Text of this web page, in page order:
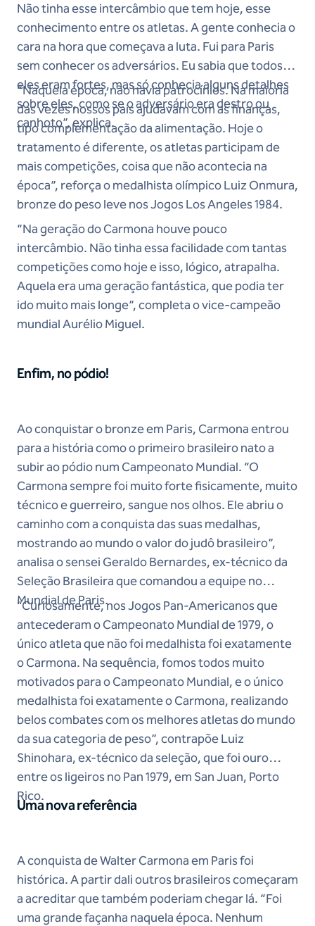
Não tinha esse intercâmbio que tem hoje, esse
conhecimento entre os atletas. A gente conhecia o
cara na hora que começava a luta. Fui para Paris
sem conhecer os adversários. Eu sabia que todos
eles eram fortes, mas só conhecia alguns detalhes
sobre eles, como se o adversário era destro ou
canhoto”, explica.
“Naquela época, não havia patrocínios. Na maioria
das vezes nossos pais ajudavam com as finanças,
tipo complementação da alimentação. Hoje o
tratamento é diferente, os atletas participam de
mais competições, coisa que não acontecia na
época”, reforça o medalhista olímpico Luiz Onmura,
bronze do peso leve nos Jogos Los Angeles 1984.
“Na geração do Carmona houve pouco
intercâmbio. Não tinha essa facilidade com tantas
competições como hoje e isso, lógico, atrapalha.
Aquela era uma geração fantástica, que podia ter
ido muito mais longe”, completa o vice-campeão
mundial Aurélio Miguel.
Enfim, no pódio!
Ao conquistar o bronze em Paris, Carmona entrou
para a história como o primeiro brasileiro nato a
subir ao pódio num Campeonato Mundial. “O
Carmona sempre foi muito forte fisicamente, muito
técnico e guerreiro, sangue nos olhos. Ele abriu o
caminho com a conquista das suas medalhas,
mostrando ao mundo o valor do judô brasileiro”,
analisa o sensei Geraldo Bernardes, ex-técnico da
Seleção Brasileira que comandou a equipe no
Mundial de Paris.
“Curiosamente, nos Jogos Pan-Americanos que
antecederam o Campeonato Mundial de 1979, o
único atleta que não foi medalhista foi exatamente
o Carmona. Na sequência, fomos todos muito
motivados para o Campeonato Mundial, e o único
medalhista foi exatamente o Carmona, realizando
belos combates com os melhores atletas do mundo
da sua categoria de peso”, contrapõe Luiz
Shinohara, ex-técnico da seleção, que foi ouro
entre os ligeiros no Pan 1979, em San Juan, Porto
Rico.
Uma nova referência
A conquista de Walter Carmona em Paris foi
histórica. A partir dali outros brasileiros começaram
a acreditar que também poderiam chegar lá. “Foi
uma grande façanha naquela época. Nenhum